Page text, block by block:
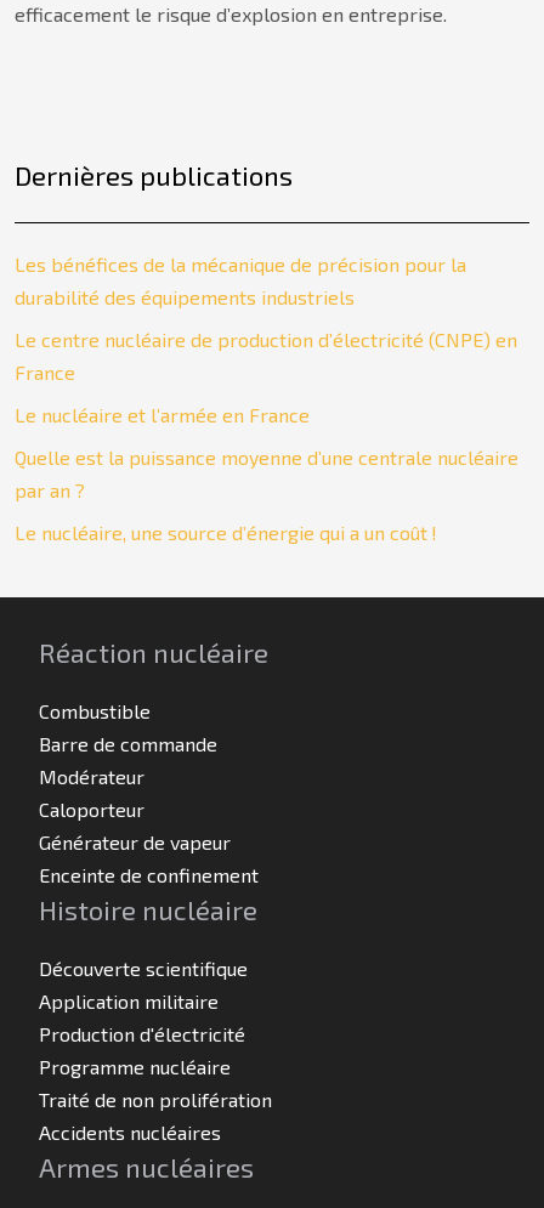
efficacement le risque d’explosion en entreprise.
Dernières publications
Les bénéfices de la mécanique de précision pour la
durabilité des équipements industriels
Le centre nucléaire de production d’électricité (CNPE) en
France
Le nucléaire et l’armée en France
Quelle est la puissance moyenne d’une centrale nucléaire
par an ?
Le nucléaire, une source d’énergie qui a un coût !
Réaction nucléaire
Combustible
Barre de commande
Modérateur
Caloporteur
Générateur de vapeur
Enceinte de confinement
Histoire nucléaire
Découverte scientifique
Application militaire
Production d'électricité
Programme nucléaire
Traité de non prolifération
Accidents nucléaires
Armes nucléaires